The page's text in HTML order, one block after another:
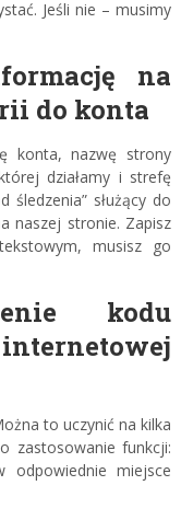
Jeśli nie – musimy
na
do konta
konta, nazwę strony
działamy i strefę
śledzenia” służący do
naszej stronie. Zapisz
musisz go
kodu
to uczynić na kilka
zastosowanie funkcji:
odpowiednie miejsce